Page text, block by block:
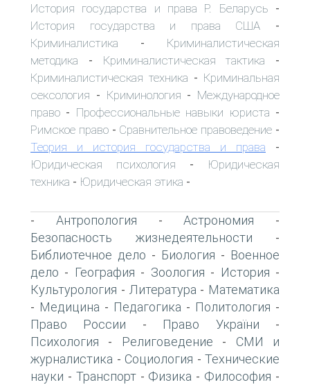
История государства и права Р. Беларусь -
История государства и права США -
Криминалистика - Криминалистическая
методика - Криминалистическая тактика -
Криминалистическая техника - Криминальная
сексология - Криминология - Международное
право - Профессиональные навыки юриста -
Римское право- Сравнительное правоведение -
Теория и история государства и права -
Юридическая психология -
Юридическая
техника - Юридическая этика -
- Антропология -Астрономия -
Безопасность жизнедеятельности -
Библиотечное дело - Биология - Военное
дело - География - Зоология - История -
Культурология - Литература - Математика
- Медицина - Педагогика - Политология -
Право России - Право України -
Психология - Религоведение - СМИ и
журналистика - Социология - Технические
науки - Транспорт- Физика - Философия -